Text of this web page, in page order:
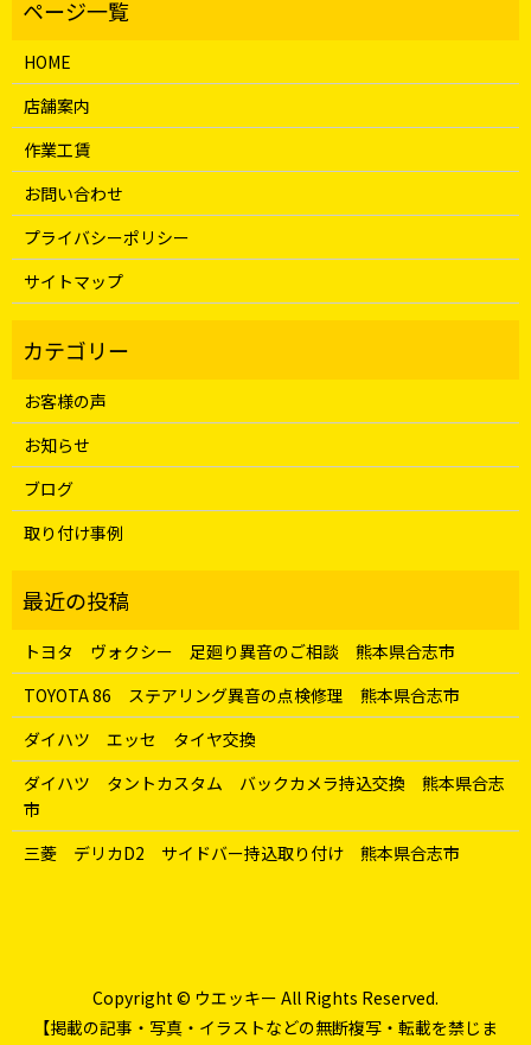
HOME
店舗案内
作業工賃
お問い合わせ
プライバシーポリシー
サイトマップ
お客様の声
お知らせ
ブログ
取り付け事例
トヨタ ヴォクシー 足廻り異音のご相談 熊本県合志市
TOYOTA 86 ステアリング異音の点検修理 熊本県合志市
ダイハツ エッセ タイヤ交換
ダイハツ タントカスタム バックカメラ持込交換 熊本県合志
市
三菱 デリカD2 サイドバー持込取り付け 熊本県合志市
Copyright © ウエッキー All Rights Reserved.
【掲載の記事・写真・イラストなどの無断複写・転載を禁じま